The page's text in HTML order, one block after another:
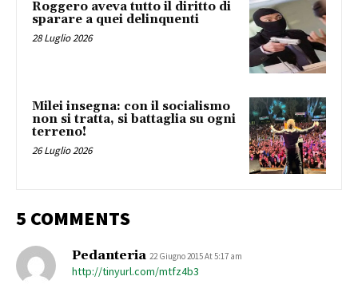
Roggero aveva tutto il diritto di
sparare a quei delinquenti
28 Luglio 2026
Milei insegna: con il socialismo
non si tratta, si battaglia su ogni
terreno!
26 Luglio 2026
5 COMMENTS
Pedanteria 22 Giugno 2015 At 5:17 am
http://tinyurl.com/mtfz4b3